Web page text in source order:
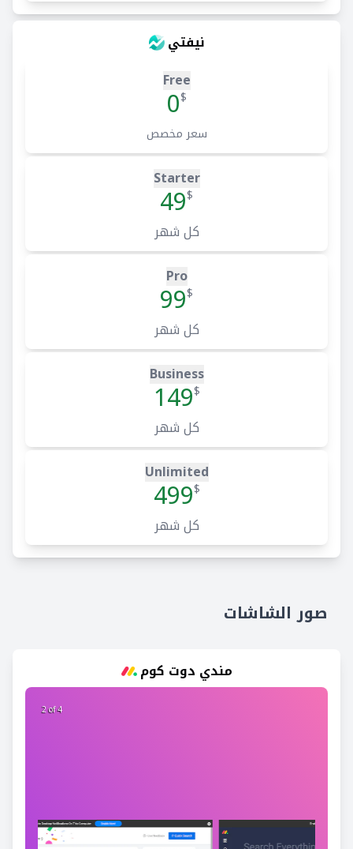
نيفتي
Free
$
0
سعر مخصص
Starter
$
49
كل شهر
Pro
$
99
كل شهر
Business
$
149
كل شهر
Unlimited
$
499
كل شهر
صور الشاشات
مندي دوت كوم
2 of 4